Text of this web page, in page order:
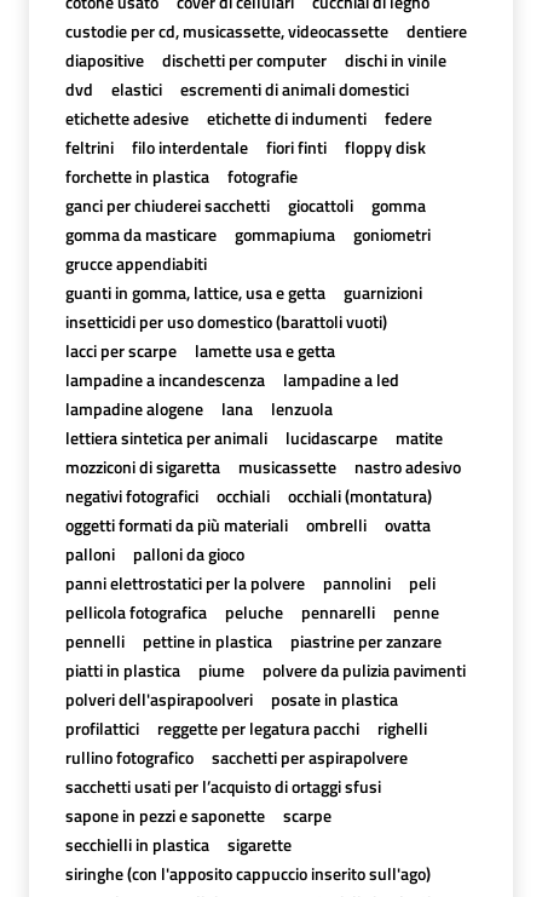
custodie per cd, musicassette, videocassette
dentiere
diapositive
dischetti per computer
dischi in vinile
dvd
elastici
escrementi di animali domestici
etichette adesive
etichette di indumenti
federe
feltrini
filo interdentale fiori finti
floppy disk
forchette in plastica
fotografie
ganci per chiuderei sacchetti
giocattoli
gomma
gomma da masticare
gommapiuma
goniometri
grucce appendiabiti
guanti in gomma, lattice, usa e getta
guarnizioni
insetticidi per uso domestico (barattoli vuoti)
lacci per scarpe
lamette usa e getta
lampadine a incandescenza
lampadine a led
lampadine alogene
lana
lenzuola
lettiera sintetica per animali
lucidascarpe
matite
mozziconi di sigaretta
musicassette
nastro adesivo
negativi fotografici
occhiali
occhiali (montatura)
oggetti formati da più materiali
ombrelli
ovatta
palloni
palloni da gioco
panni elettrostatici per la polvere
pannolini
peli
pellicola fotografica
peluche pennarelli
penne
pennelli
pettine in plastica
piastrine per zanzare
piatti in plastica
piume
polvere da pulizia pavimenti
polveri dell'aspirapoolveri
posate in plastica
profilattici
reggette per legatura pacchi
righelli
rullino fotografico
sacchetti per aspirapolvere
sacchetti usati per l’acquisto di ortaggi sfusi
sapone in pezzi e saponette
scarpe
secchielli in plastica
sigarette
siringhe (con l'apposito cappuccio inserito sull'ago)